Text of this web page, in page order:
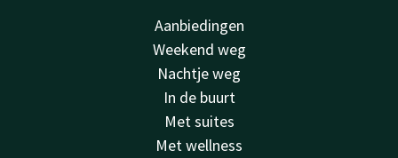
Aanbiedingen
Weekend weg
Nachtje weg
In de buurt
Met suites
Met wellness